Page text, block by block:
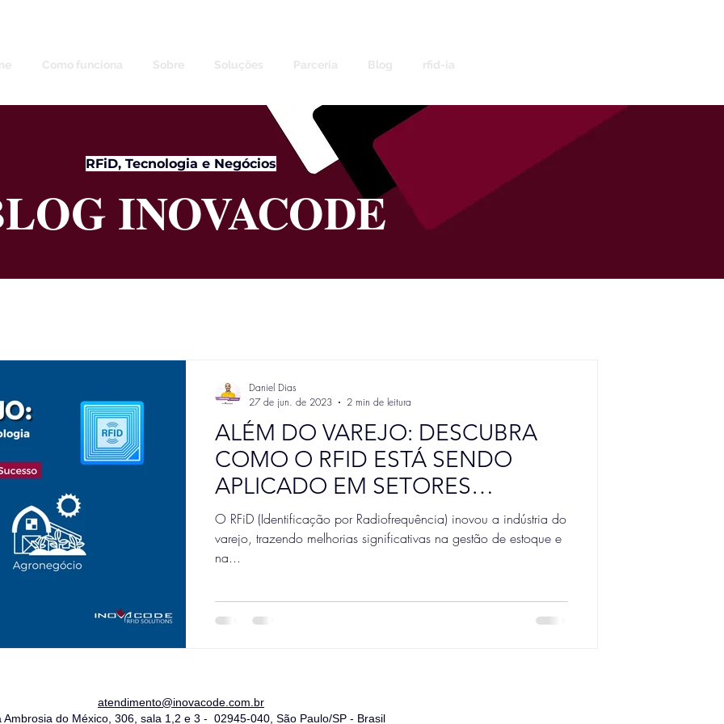
Como funciona Sobre Soluções Parceria Blog rfid-ia
RFiD, Tecnologia e Negócios
INOVACODE
ALÉM DO VAREJO: DESCUBRA
COMO O RFID ESTÁ SENDO
APLICADO EM SETORES
INESPERADOS
O RFiD (Identificação por Radiofrequência) inovou a indústria do
varejo, trazendo melhorias significativas na gestão de estoque e
na...
Daniel Dias
27 de jun. de 2023
2 min de leitura
atendimento@inovacode.com.br
do México, 306, sala 1,2 e 3 - 02945-040, São Paulo/SP - Brasil